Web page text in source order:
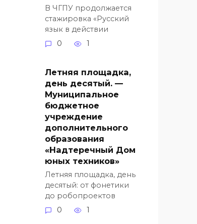
В ЧГПУ продолжается
стажировка «Русский
язык в действии
0
1
Летняя площадка,
день десятый. —
Муниципальное
бюджетное
учреждение
дополнительного
образования
«Надтеречный Дом
юных техников»
Летняя площадка, день
десятый: от фонетики
до робопроектов
0
1